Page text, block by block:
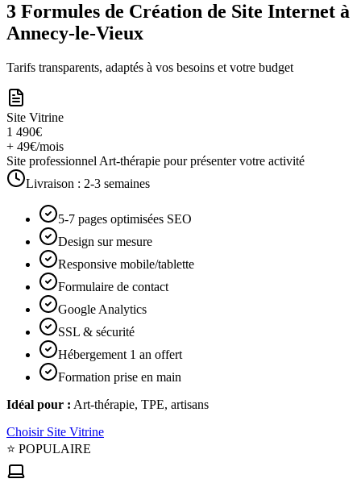
3 Formules de Création de Site Internet à
Annecy-le-Vieux
Tarifs transparents, adaptés à vos besoins et votre budget
Site Vitrine
1 490€
+ 49€/mois
Site professionnel Art-thérapie pour présenter votre activité
Livraison : 2-3 semaines
5-7 pages optimisées SEO
Design sur mesure
Responsive mobile/tablette
Formulaire de contact
Google Analytics
SSL & sécurité
Hébergement 1 an offert
Formation prise en main
Idéal pour : Art-thérapie, TPE, artisans
Choisir Site Vitrine
⭐ POPULAIRE